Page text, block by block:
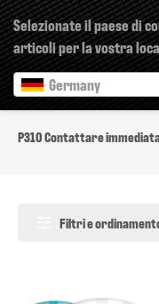
Selezionate il paese di
articoli per la vostra
Germany
P310
P310 Contattare
Filtri e